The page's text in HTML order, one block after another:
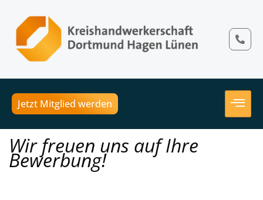
Jetzt Mitglied werden
Wir freuen uns auf Ihre
Bewerbung!